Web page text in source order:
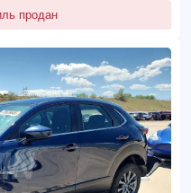
продан